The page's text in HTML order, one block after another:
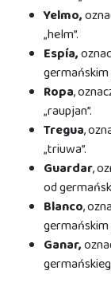
Yelmo,
„helm”.
Espía,
germańskim
Ropa,
„raupjan”.
Tregua,
„triuwa”.
Guardar,
od
Blanco,
germańskim
Ganar,